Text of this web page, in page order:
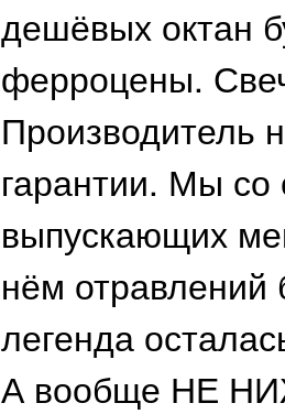
дешёвых октан
ферроцены.
Производитель
гарантии. Мы со
выпускающих
нём
легенда
А вообще НЕ